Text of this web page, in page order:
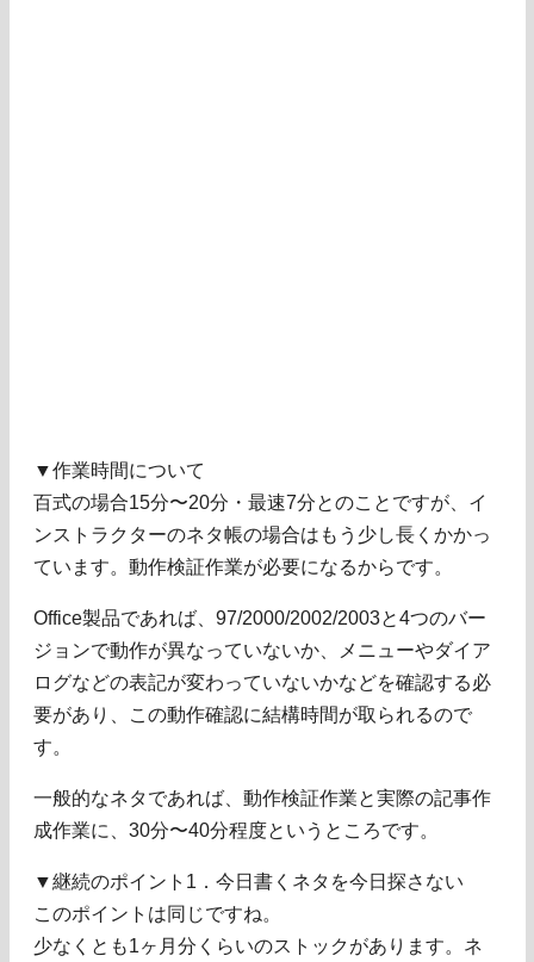
▼作業時間について
百式の場合15分〜20分・最速7分とのことですが、イ
ンストラクターのネタ帳の場合はもう少し長くかかっ
ています。動作検証作業が必要になるからです。
Office製品であれば、97/2000/2002/2003と4つのバー
ジョンで動作が異なっていないか、メニューやダイア
ログなどの表記が変わっていないかなどを確認する必
要があり、この動作確認に結構時間が取られるので
す。
一般的なネタであれば、動作検証作業と実際の記事作
成作業に、30分〜40分程度というところです。
▼継続のポイント1．今日書くネタを今日探さない
このポイントは同じですね。
少なくとも1ヶ月分くらいのストックがあります。ネ